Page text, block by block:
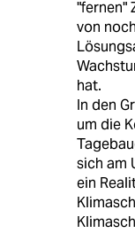
"fernen"
von
hat.
In den
um die
sich am
ein